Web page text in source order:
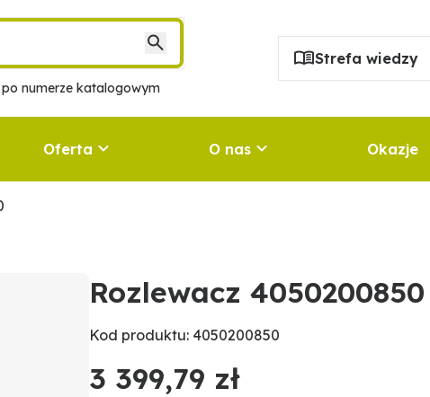
po numerze katalogowym
Strefa wiedzy
Oferta O nas Okazje
Rozlewacz 4050200850
Kod produktu: 4050200850
3 399,79 zł